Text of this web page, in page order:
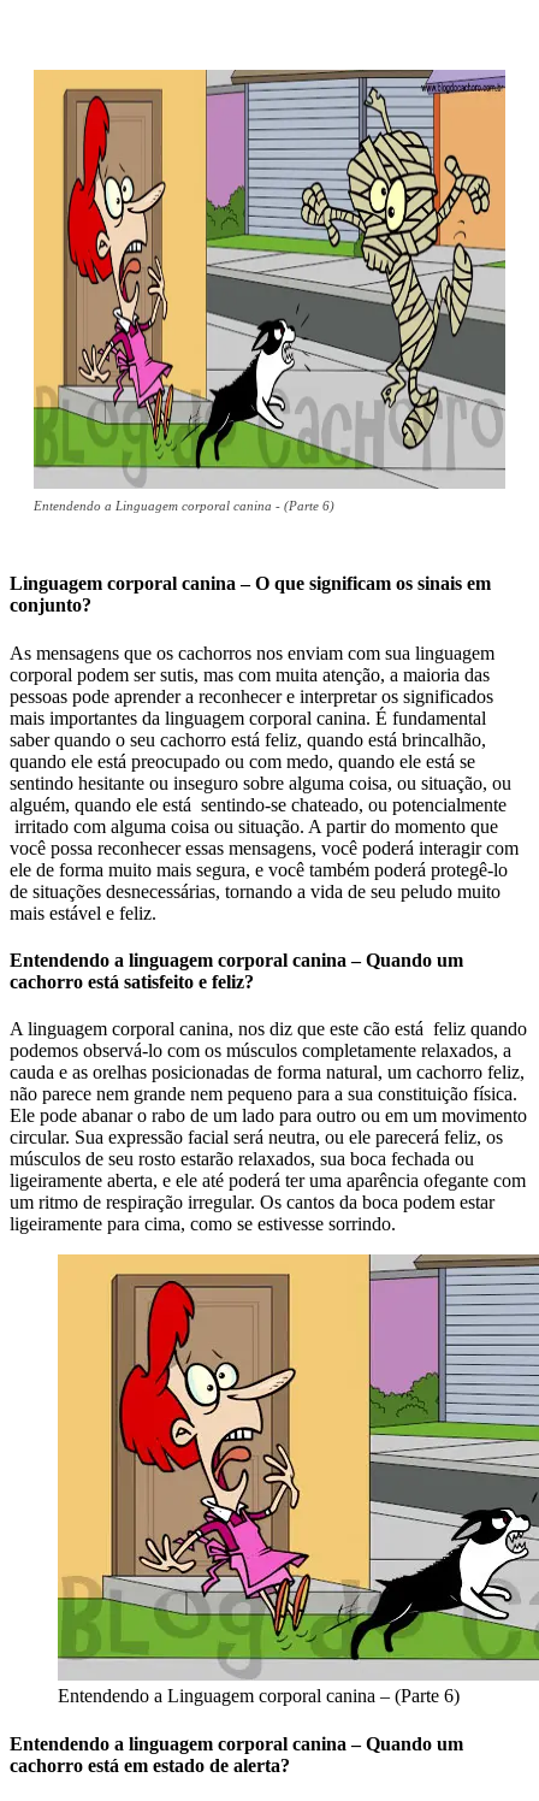
Entendendo a Linguagem corporal canina - (Parte 6)
Linguagem corporal canina – O que significam os sinais em
conjunto?
As mensagens que os cachorros nos enviam com sua linguagem
corporal podem ser sutis, mas com muita atenção, a maioria das
pessoas pode aprender a reconhecer e interpretar os significados
mais importantes da linguagem corporal canina. É fundamental
saber quando o seu cachorro está feliz, quando está brincalhão,
quando ele está preocupado ou com medo, quando ele está se
sentindo hesitante ou inseguro sobre alguma coisa, ou situação, ou
alguém, quando ele está sentindo-se chateado, ou potencialmente
irritado com alguma coisa ou situação. A partir do momento que
você possa reconhecer essas mensagens, você poderá interagir com
ele de forma muito mais segura, e você também poderá protegê-lo
de situações desnecessárias, tornando a vida de seu peludo muito
mais estável e feliz.
Entendendo a linguagem corporal canina – Quando um
cachorro está satisfeito e feliz?
A linguagem corporal canina, nos diz que este cão está feliz quando
podemos observá-lo com os músculos completamente relaxados, a
cauda e as orelhas posicionadas de forma natural, um cachorro feliz,
não parece nem grande nem pequeno para a sua constituição física.
Ele pode abanar o rabo de um lado para outro ou em um movimento
circular. Sua expressão facial será neutra, ou ele parecerá feliz, os
músculos de seu rosto estarão relaxados, sua boca fechada ou
ligeiramente aberta, e ele até poderá ter uma aparência ofegante com
um ritmo de respiração irregular. Os cantos da boca podem estar
ligeiramente para cima, como se estivesse sorrindo.
Entendendo a Linguagem corporal canina – (Parte 6)
Entendendo a linguagem corporal canina – Quando um
cachorro está em estado de alerta?